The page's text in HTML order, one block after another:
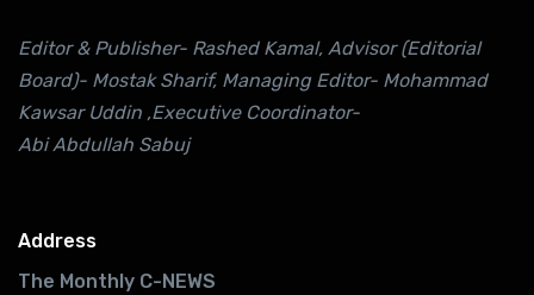
Editor & Publisher- Rashed Kamal, Advisor (Editorial
Board)- Mostak Sharif, Managing Editor- Mohammad
Kawsar Uddin ,Executive Coordinator-
Abi Abdullah Sabuj
Address
The Monthly C-NEWS